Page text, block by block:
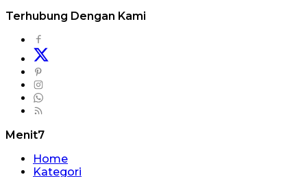
Terhubung Dengan Kami
Menit7
Home
Kategori